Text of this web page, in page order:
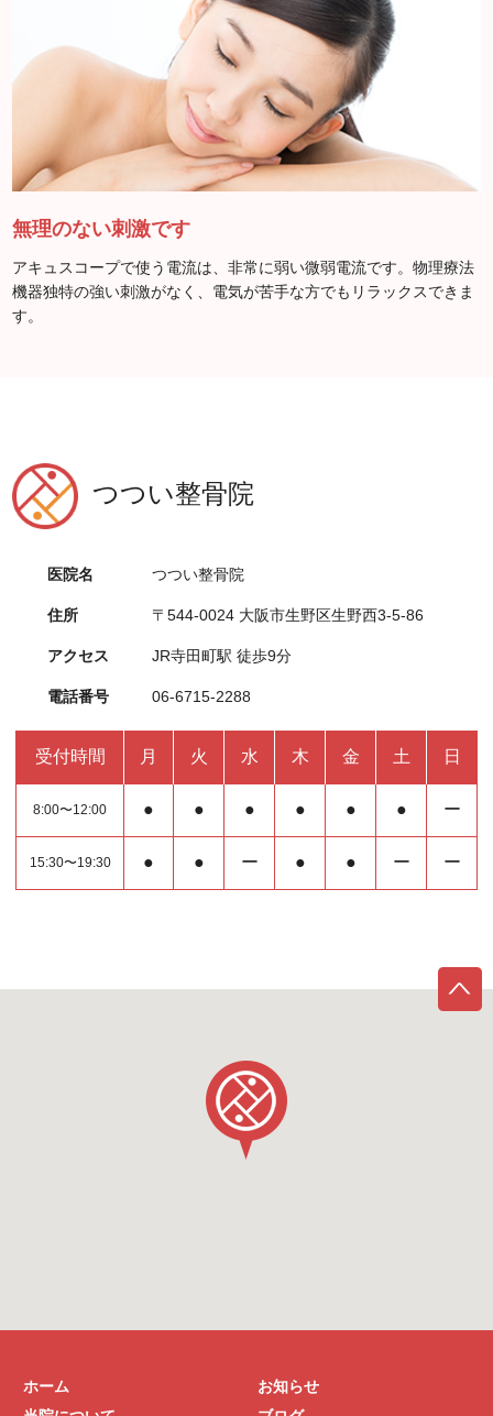
無理のない刺激です
アキュスコープで使う電流は、非常に弱い微弱電流です。物理療法
機器独特の強い刺激がなく、電気が苦手な方でもリラックスできま
す。
つつい整骨院
医院名 つつい整骨院
住所 〒544-0024 大阪市生野区生野西3-5-86
アクセス JR寺田町駅 徒歩9分
電話番号 06-6715-2288
受付時間 月 火 水 木 金 土 日
8:00〜12:00 ● ● ● ● ● ● ー
15:30〜19:30 ● ● ー ● ● ー ー
ホーム
お知らせ